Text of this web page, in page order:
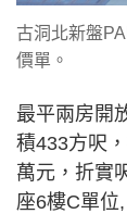
古洞北新盤
價單。
最平兩房開
積433方呎
萬元，折實
座6樓C單位